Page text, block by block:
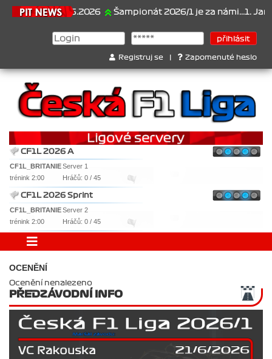
21.6.2026 Šampionát 2026/1 je za námi...1. Jan
Registruj se Zapomenuté heslo
CF1L 2026 A
CF1L_BRITANIEServer 1
trénink 2:00
Hráčů: 0 / 45
CF1L 2026 Sprint
CF1L_BRITANIEServer 2
trénink 2:00
Hráčů: 0 / 45
OCENĚNÍ
Ocenění nenalezeno
PŘEDZÁVODNÍ INFO